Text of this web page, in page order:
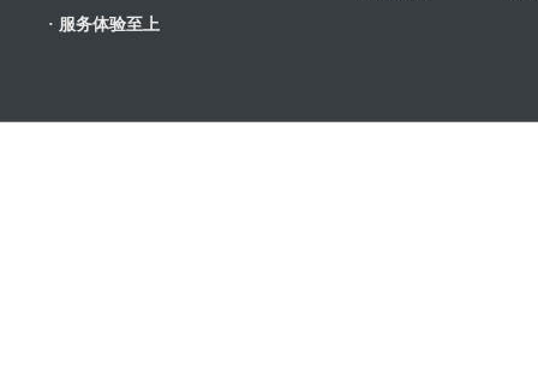
· 服务体验至上